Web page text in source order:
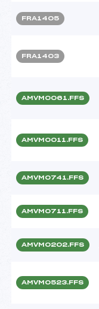
FRA1405
FRA1403
AMVM0061.FFS
AMVM0011.FFS
AMVM0741.FFS
AMVM0711.FFS
AMVM0202.FFS
AMVM0523.FFS